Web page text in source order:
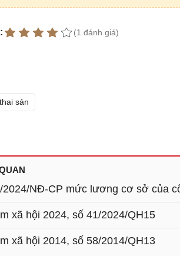
(1 đánh giá)
sản
2024/NĐ-CP mức lương cơ sở của
xã hội 2024, số 41/2024/QH15
xã hội 2014, số 58/2014/QH13